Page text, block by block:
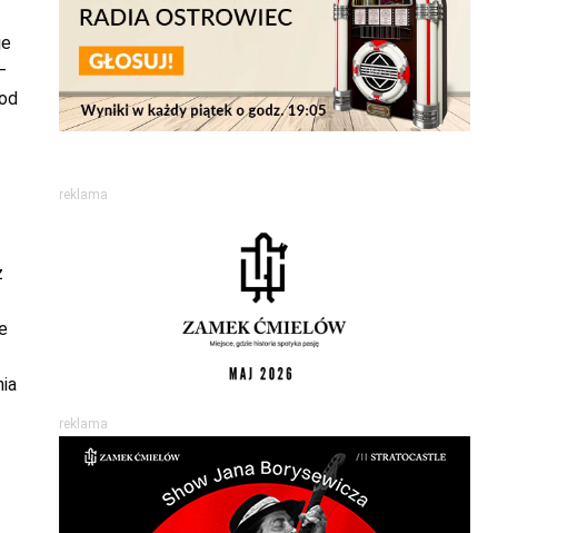
reklama
reklama